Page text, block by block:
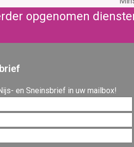
next
opgenomen
en Sneinsbrief in uw mailbox!